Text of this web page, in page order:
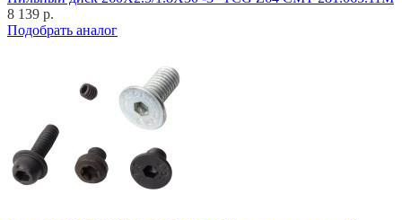
8 139 р.
Подобрать аналог